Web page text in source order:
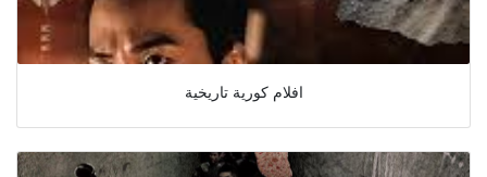
افلام كورية تاريخية